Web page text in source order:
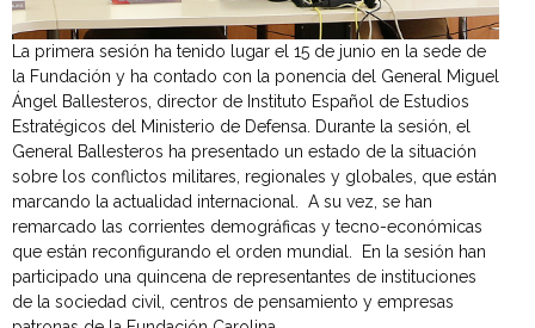
La primera sesión ha tenido lugar el 15 de junio en la sede de
la Fundación y ha contado con la ponencia del General Miguel
Ángel Ballesteros, director de Instituto Español de Estudios
Estratégicos del Ministerio de Defensa. Durante la sesión, el
General Ballesteros ha presentado un estado de la situación
sobre los conflictos militares, regionales y globales, que están
marcando la actualidad internacional. A su vez, se han
remarcado las corrientes demográficas y tecno-económicas
que están reconfigurando el orden mundial. En la sesión han
participado una quincena de representantes de instituciones
de la sociedad civil, centros de pensamiento y empresas